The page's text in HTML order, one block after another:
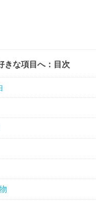
きな項目へ：目次